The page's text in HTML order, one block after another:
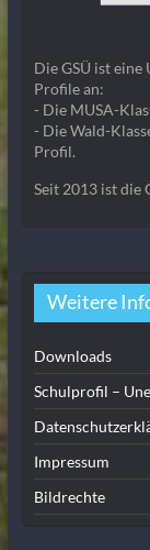
Die GSÜ ist
Profile an:
- Die MUSA-
- Die Wald-
Profil.
Seit 2013 ist die
Weitere
Downloads
Schulprofil –
Impressum
Bildrechte